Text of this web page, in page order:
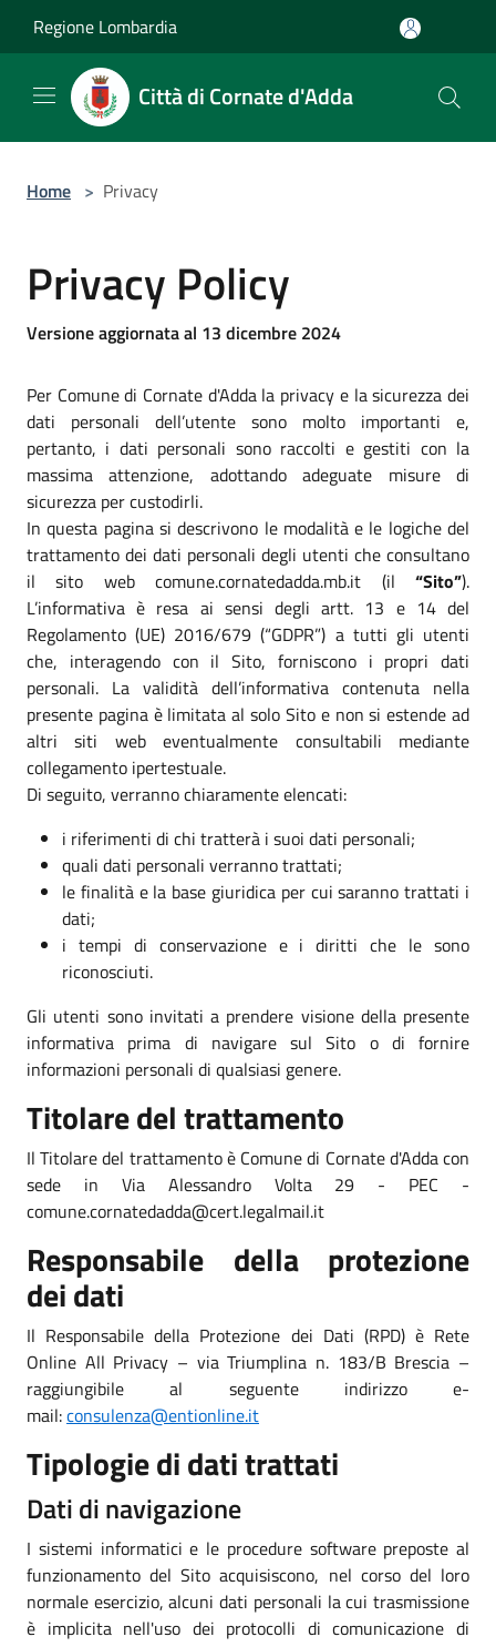
Regione Lombardia
Città di Cornate d'Adda
Home > Privacy
Privacy Policy
Versione aggiornata al 13 dicembre 2024
Per Comune di Cornate d'Adda la privacy e la sicurezza dei
dati personali dell’utente sono molto importanti e,
pertanto, i dati personali sono raccolti e gestiti con la
massima attenzione, adottando adeguate misure di
sicurezza per custodirli.
In questa pagina si descrivono le modalità e le logiche del
trattamento dei dati personali degli utenti che consultano
il sito web comune.cornatedadda.mb.it (il “Sito”).
L’informativa è resa ai sensi degli artt. 13 e 14 del
Regolamento (UE) 2016/679 (“GDPR”) a tutti gli utenti
che, interagendo con il Sito, forniscono i propri dati
personali. La validità dell’informativa contenuta nella
presente pagina è limitata al solo Sito e non si estende ad
altri siti web eventualmente consultabili mediante
collegamento ipertestuale.
Di seguito, verranno chiaramente elencati:
i riferimenti di chi tratterà i suoi dati personali;
quali dati personali verranno trattati;
le finalità e la base giuridica per cui saranno trattati i
dati;
i tempi di conservazione e i diritti che le sono
riconosciuti.
Gli utenti sono invitati a prendere visione della presente
informativa prima di navigare sul Sito o di fornire
informazioni personali di qualsiasi genere.
Titolare del trattamento
Il Titolare del trattamento è Comune di Cornate d'Adda con
sede in Via Alessandro Volta 29 - PEC -
comune.cornatedadda@cert.legalmail.it
Responsabile della protezione
dei dati
Il Responsabile della Protezione dei Dati (RPD) è Rete
Online All Privacy – via Triumplina n. 183/B Brescia –
raggiungibile al seguente indirizzo e-
mail:consulenza@entionline.it
Tipologie di dati trattati
Dati di navigazione
I sistemi informatici e le procedure software preposte al
funzionamento del Sito acquisiscono, nel corso del loro
normale esercizio, alcuni dati personali la cui trasmissione
è implicita nell'uso dei protocolli di comunicazione di